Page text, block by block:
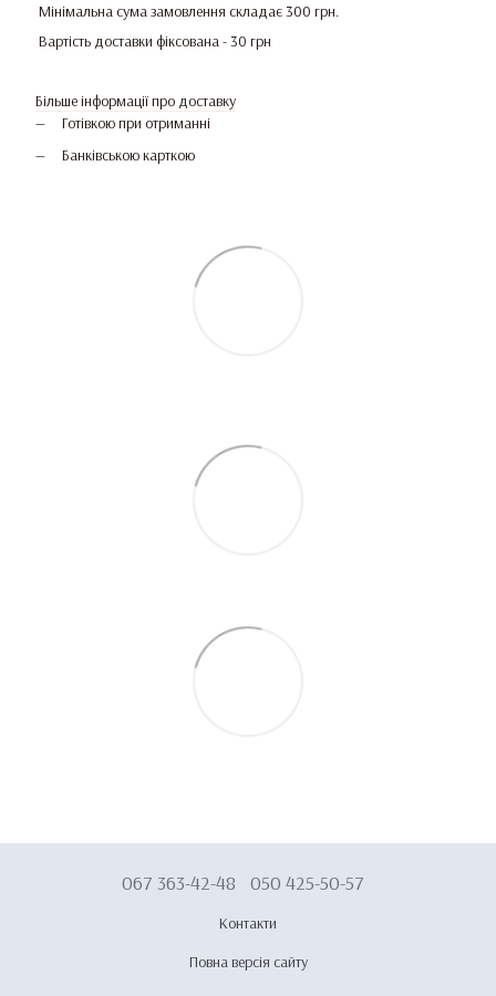
Мінімальна сума замовлення складає 300 грн.
Вартість доставки фіксована - 30 грн
Більше інформації про доставку
Готівкою при отриманні
Банківською карткою
067 363-42-48 050 425-50-57
Контакти
Повна версія сайту